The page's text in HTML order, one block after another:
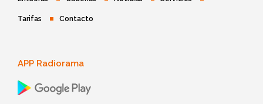
Tarifas Contacto
APP Radiorama